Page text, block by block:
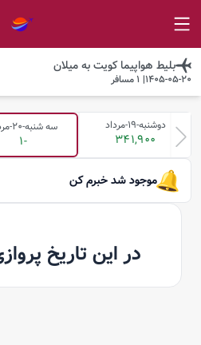
بلیط هواپیما کویتبهمیلان
1405-05-20
|
1مسافر
دوشنبه-19-مرداد
341,900
سه شنبه-20-مرداد
-1
موجود شد خبرم کن
در این تاریخ